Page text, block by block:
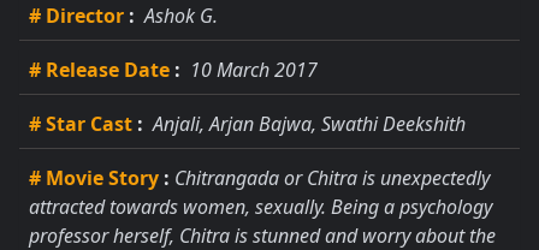
# Director : Ashok G.
# Release Date : 10 March 2017
# Star Cast : Anjali, Arjan Bajwa, Swathi Deekshith
# Movie Story : Chitrangada or Chitra is unexpectedly
attracted towards women, sexually. Being a psychology
professor herself, Chitra is stunned and worry about the